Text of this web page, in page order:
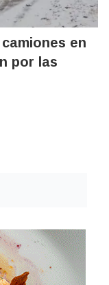
en
por las